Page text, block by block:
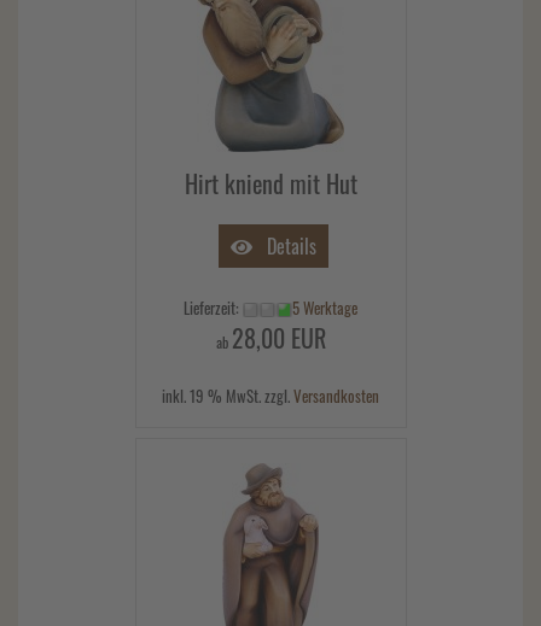
Hirt kniend mit Hut
Details
Lieferzeit: 5 Werktage
ab 28,00 EUR
inkl. 19 % MwSt. zzgl.Versandkosten